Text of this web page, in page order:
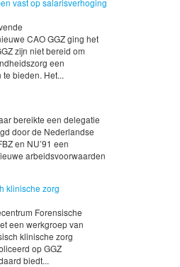
vast op salarisverhoging
CAO GGZ ging het
zijn niet bereid om
een
bieden. Het...
bereikte een delegatie
door de Nederlandse
en NU’91 een
arbeidsvoorwaarden
klinische zorg
Forensische
een werkgroep van
klinische zorg
op GGZ
biedt...